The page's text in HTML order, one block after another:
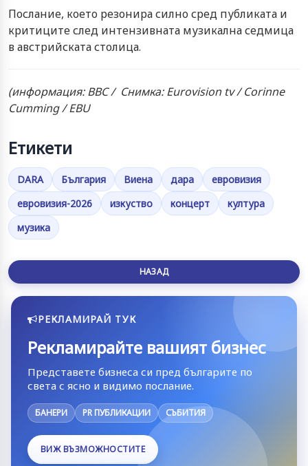
Послание, което резонира силно сред публиката и
критиците след интензивната музикална седмица
в австрийската столица.
(информация: BBC / Снимка: Eurovision tv / Corinne
Cumming / EBU
Етикети
DARA България Виена дара
евровизия
евровизия-2026
изкуство концерт
култура
музика
НАЗАД
РЕКЛАМИРАЙ ТУК
Рекламирайте вашият бизнес
Представете бизнеса си пред българите по
света с ясно и видимо послание.
БАНЕРИ PR ПУБЛИКАЦИИ СЪБИТИЯ
ВИЖ ВЪЗМОЖНОСТИТЕ